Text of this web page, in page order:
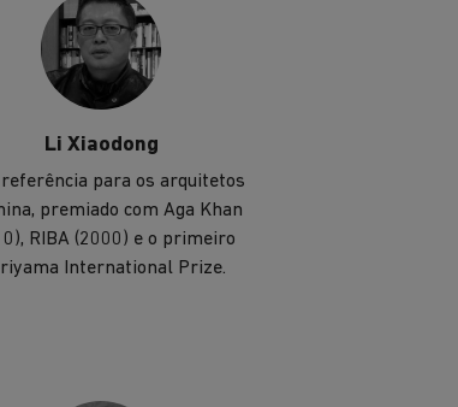
Li Xiaodong
referência para os arquitetos
premiado com Aga Khan
RIBA (2000) e o primeiro
International Prize.